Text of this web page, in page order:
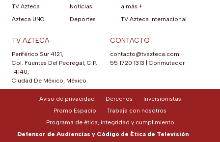
TV Azteca
Azteca UNO
Noticias
Deportes
a más +
TV Azteca Internacional
TV AZTECA
Periférico Sur 4121,
Col. Fuentes Del Pedregal, C.P.
14140,
Ciudad De México, México.
CONTACTO
contacto@tvazteca.com
55 1720 1313
Conmutador
Aviso de privacidad Derechos
Inversionistas
Promo Espacio
Trabaja con nosotros
Programa de ética, integridad y cumplimiento
Defensor de Audiencias y Código de Ética de Televisión